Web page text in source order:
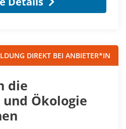
DIREKT BEI ANBIETER*IN
die
Ökologie